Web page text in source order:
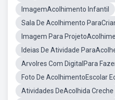
ImagemAcolhimento Infantil
Sala De Acolhimento
Imagem Para
Ideias De Atividade
Arvolres Com DigitalPara
Foto De AcolhimentoEscolar
Atividades DeAcolhida Creche